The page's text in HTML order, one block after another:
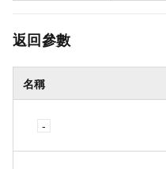
返回參數
名稱